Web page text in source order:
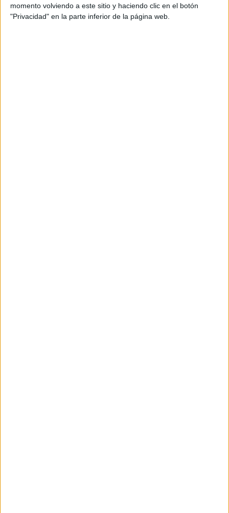
momento volviendo a este sitio y haciendo clic en el botón
"Privacidad" en la parte inferior de la página web.